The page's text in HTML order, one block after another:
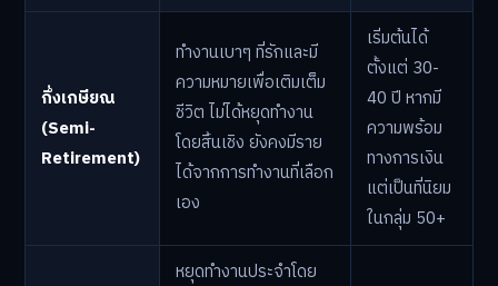
กึ่งเกษียณ
(Semi-
Retirement)
ทำงานเบาๆ ที่รักและมี
ความหมายเพื่อเติมเต็ม
ชีวิต ไม่ได้หยุดทำงาน
โดยสิ้นเชิง ยังคงมีราย
ได้จากการทำงานที่เลือก
เอง
เริ่มต้นได้
ตั้งแต่ 30-
40 ปี หากมี
ความพร้อม
ทางการเงิน
แต่เป็นที่นิยม
ในกลุ่ม 50+
หยุดทำงานประจำโดย